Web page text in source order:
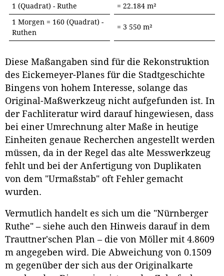
1 (Quadrat) - Ruthe
= 22.184 m²
1 Morgen = 160 (Quadrat) -
Ruthen
= 3 550 m²
Diese Maßangaben sind für die Rekonstruktion
des Eickemeyer-Planes für die Stadtgeschichte
Bingens von hohem Interesse, solange das
Original-Maßwerkzeug nicht aufgefunden ist. In
der Fachliteratur wird darauf hingewiesen, dass
bei einer Umrechnung alter Maße in heutige
Einheiten genaue Recherchen angestellt werden
müssen, da in der Regel das alte Messwerkzeug
fehlt und bei der Anfertigung von Duplikaten
von dem "Urmaßstab" oft Fehler gemacht
wurden.
Vermutlich handelt es sich um die "Nürnberger
Ruthe" – siehe auch den Hinweis darauf in dem
Trauttner'schen Plan – die von Möller mit 4.8609
m angegeben wird. Die Abweichung von 0.1509
m gegenüber der sich aus der Originalkarte